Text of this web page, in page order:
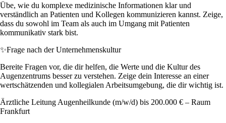
Übe, wie du komplexe medizinische Informationen klar und
verständlich an Patienten und Kollegen kommunizieren kannst. Zeige,
dass du sowohl im Team als auch im Umgang mit Patienten
kommunikativ stark bist.
✨Frage nach der Unternehmenskultur
Bereite Fragen vor, die dir helfen, die Werte und die Kultur des
Augenzentrums besser zu verstehen. Zeige dein Interesse an einer
wertschätzenden und kollegialen Arbeitsumgebung, die dir wichtig ist.
Ärztliche Leitung Augenheilkunde (m/w/d) bis 200.000 € – Raum
Frankfurt